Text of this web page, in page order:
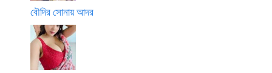
বৌদির সোনায় আদর